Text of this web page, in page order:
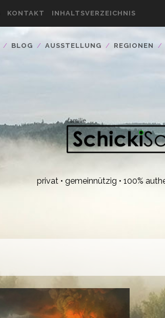
KONTAKT INHALTSVERZEICHNIS
BLOG AUSSTELLUNG REGIONEN
privat • gemeinnützig • 100%